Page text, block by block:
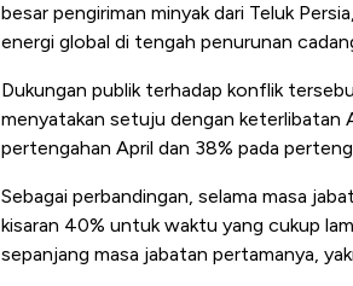
besar pengiriman minyak dari Teluk
energi global di tengah penurunan
Dukungan publik terhadap konflik
menyatakan setuju dengan keterlibatan
pertengahan April dan 38% pada
Sebagai perbandingan, selama masa
kisaran 40% untuk waktu yang cukup
sepanjang masa jabatan pertamanya,